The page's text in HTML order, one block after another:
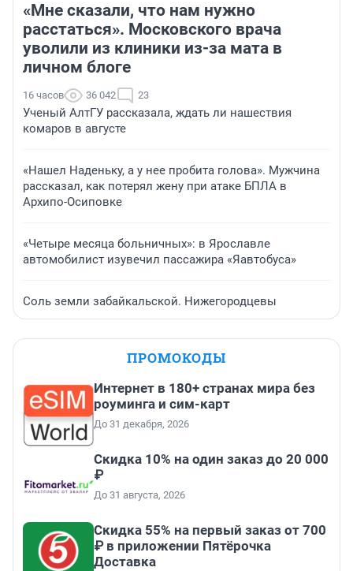
«Мне сказали, что нам нужно
расстаться». Московского врача
уволили из клиники из-за мата в
личном блоге
16 часов 36 042 23
Ученый АлтГУ рассказала, ждать ли нашествия
комаров в августе
«Нашел Наденьку, а у нее пробита голова». Мужчина
рассказал, как потерял жену при атаке БПЛА в
Архипо-Осиповке
«Четыре месяца больничных»: в Ярославле
автомобилист изувечил пассажира «Яавтобуса»
Соль земли забайкальской. Нижегородцевы
ПРОМОКОДЫ
Интернет в 180+ странах мира без
роуминга и сим-карт
До 31 декабря, 2026
Скидка 10% на один заказ до 20 000
₽
До 31 августа, 2026
Скидка 55% на первый заказ от 700
₽ в приложении Пятёрочка
Доставка